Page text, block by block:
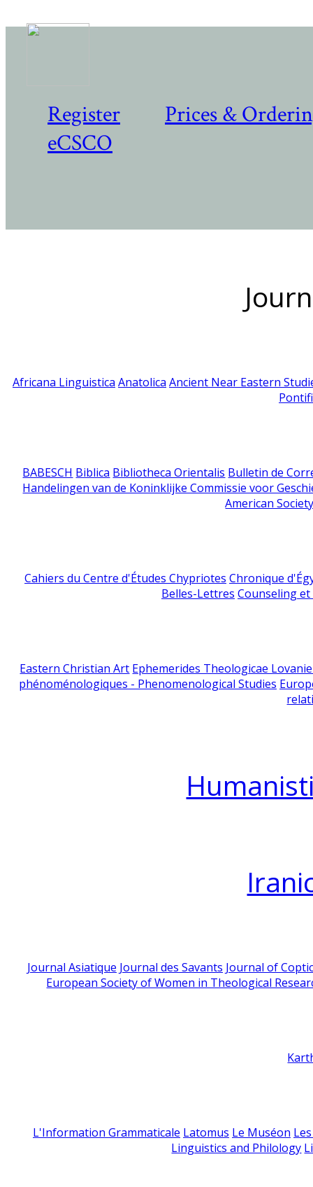
Register
Prices &
eCSCO
Africana Linguistica Anatolica Ancient Near Eastern
BABESCH Biblica Bibliotheca Orientalis Bulletin de
Handelingen van de Koninklijke Commissie voor
American
Cahiers du Centre d'Études Chypriotes Chronique
Belles-Lettres Counseling
Eastern Christian Art Ephemerides Theologicae
phénoménologiques - Phenomenological Studies
Journal Asiatique Journal des Savants Journal of
European Society of Women in Theological
L'Information Grammaticale Latomus Le Muséon
Linguistics and Philology